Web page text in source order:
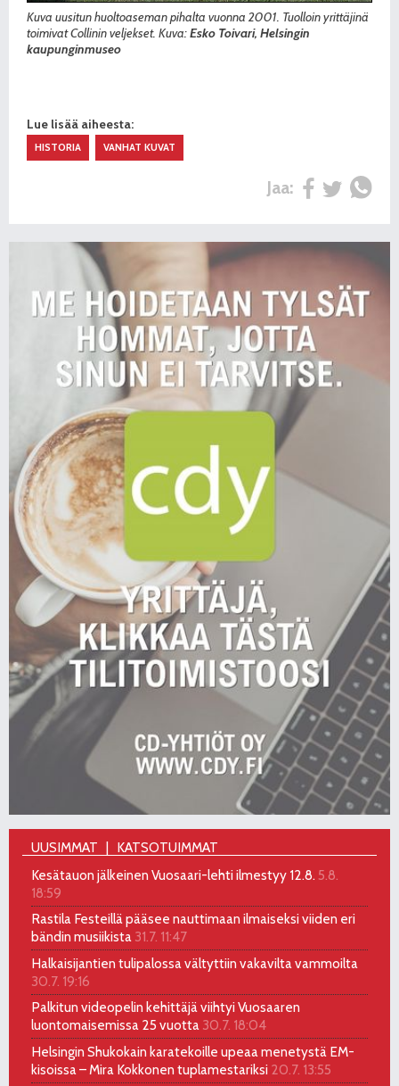
Kuva uusitun huoltoaseman pihalta vuonna 2001. Tuolloin yrittäjinä
toimivat Collinin veljekset. Kuva:Esko Toivari, Helsingin
kaupunginmuseo
Lue lisää aiheesta:
HISTORIA VANHAT KUVAT
Jaa:
UUSIMMAT
KATSOTUIMMAT
Kesätauon jälkeinen Vuosaari-lehti ilmestyy 12.8. 5.8.
18:59
Rastila Festeillä pääsee nauttimaan ilmaiseksi viiden eri
bändin musiikista 31.7. 11:47
Halkaisijantien tulipalossa vältyttiin vakavilta vammoilta
30.7. 19:16
Palkitun videopelin kehittäjä viihtyi Vuosaaren
luontomaisemissa 25 vuotta 30.7. 18:04
Helsingin Shukokain karatekoille upeaa menetystä EM-
kisoissa – Mira Kokkonen tuplamestariksi 20.7. 13:55